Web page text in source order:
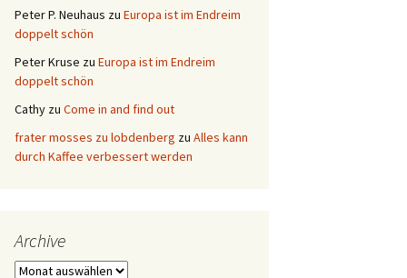
Peter P. Neuhaus zu Europa ist im Endreim
doppelt schön
Peter Kruse zu Europa ist im Endreim
doppelt schön
Cathy zu Come in and find out
frater mosses zu lobdenberg zu Alles kann
durch Kaffee verbessert werden
Archive
Archive